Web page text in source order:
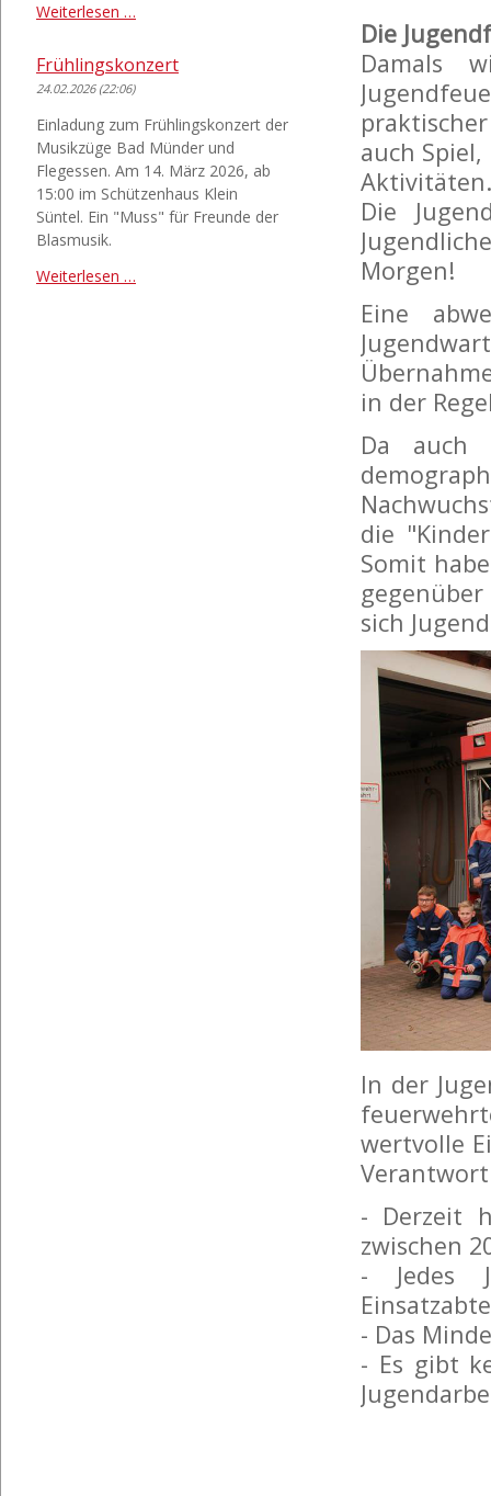
Die
Damals
auch
Aktivitäten.
Die
Morgen!
Eine
in der
Da auch
die
Somit
sich
In der
wertvolle
- Derzeit
zwischen
- Jedes
- Das
- Es gibt
Weiterlesen …
Frühlingskonzert
24.02.2026 (22:06)
Einladung zum Frühlingskonzert der
Musikzüge Bad Münder und
Flegessen. Am 14. März 2026, ab
15:00 im Schützenhaus Klein
Süntel. Ein "Muss" für Freunde der
Blasmusik.
Weiterlesen …